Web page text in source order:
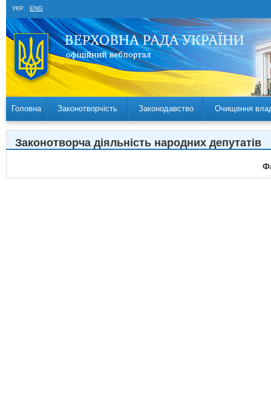
УКР ENG
Головна Законотворчість Законодавство Очищення
Законотворча діяльність народних депутатів